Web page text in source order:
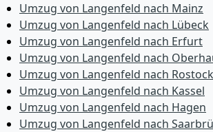
Umzug von Langenfeld nach Mainz
Umzug von Langenfeld nach Lübeck
Umzug von Langenfeld nach Erfurt
Umzug von Langenfeld nach
Umzug von Langenfeld nach Rostock
Umzug von Langenfeld nach Kassel
Umzug von Langenfeld nach Hagen
Umzug von Langenfeld nach